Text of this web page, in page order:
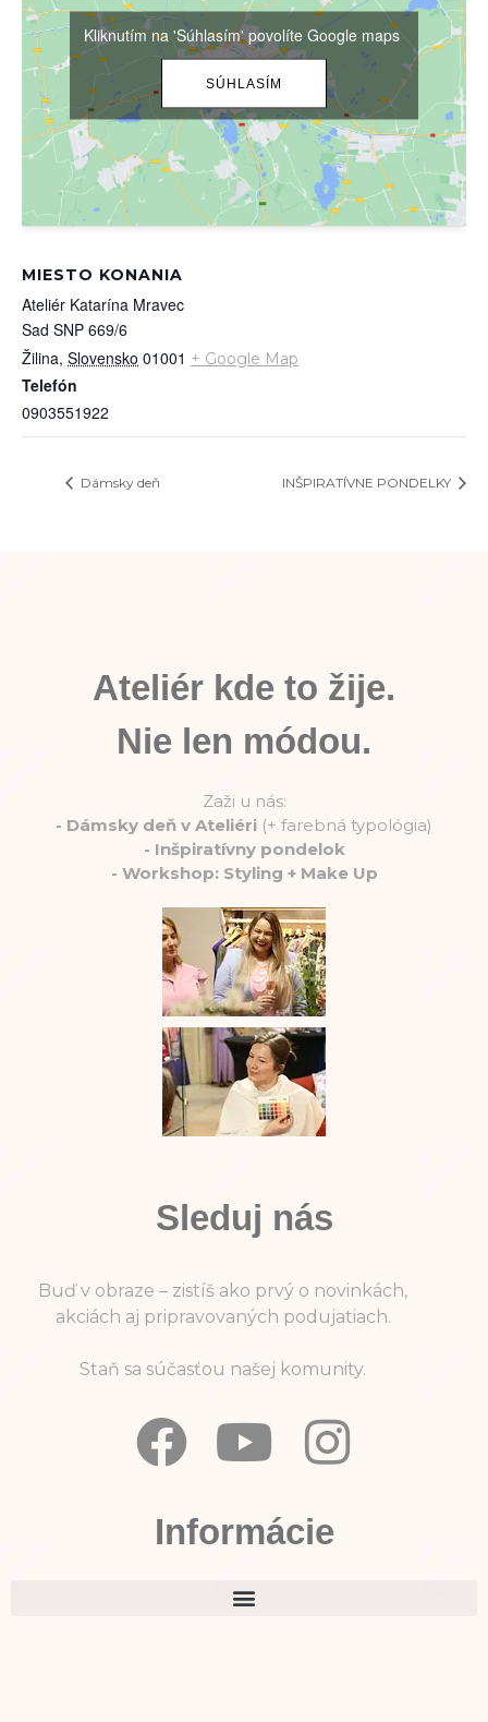
MIESTO KONANIA
Ateliér Katarína Mravec
Sad SNP 669/6
Žilina, Slovensko 01001 + Google Map
Telefón
0903551922
Kliknutím na 'Súhlasím' povolíte Google maps
SÚHLASÍM
Dámsky deň INŠPIRATÍVNE PONDELKY
Ateliér kde to žije.
Nie len módou.
Zaži u nás:
- Dámsky deň v Ateliéri (+ farebná typológia)
- Inšpiratívny pondelok
- Workshop: Styling + Make Up
Sleduj nás
Buď v obraze – zistíš ako prvý o novinkách,
akciách aj pripravovaných podujatiach.
Staň sa súčasťou našej komunity.
Informácie